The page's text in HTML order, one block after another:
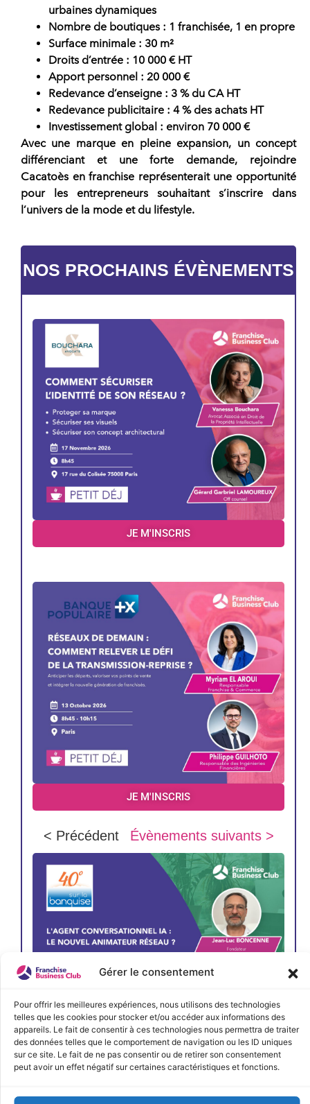
Gérer le consentement
Pour offrir les meilleures expériences, nous utilisons des technologies
telles que les cookies pour stocker et/ou accéder aux informations des
appareils. Le fait de consentir à ces technologies nous permettra de traiter
des données telles que le comportement de navigation ou les ID uniques
sur ce site. Le fait de ne pas consentir ou de retirer son consentement
peut avoir un effet négatif sur certaines caractéristiques et fonctions.
urbaines dynamiques
Nombre de boutiques : 1 franchisée, 1 en propre
Surface minimale : 30 m²
Droits d’entrée : 10 000 € HT
Apport personnel : 20 000 €
Redevance d’enseigne : 3 % du CA HT
Redevance publicitaire : 4 % des achats HT
Investissement global : environ 70 000 €
Avec une marque en pleine expansion, un concept
différenciant et une forte demande, rejoindre
Cacatoès en franchise représenterait une opportunité
pour les entrepreneurs souhaitant s’inscrire dans
l’univers de la mode et du lifestyle.
NOS PROCHAINS ÉVÈNEMENTS
JE M'INSCRIS
JE M'INSCRIS
< Précédent Évènements suivants >
JE M'INSCRIS